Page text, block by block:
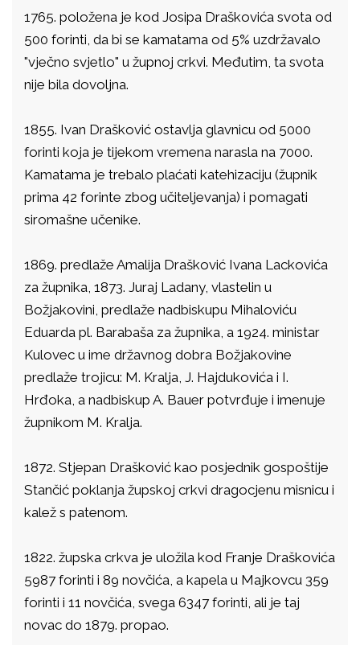
1765. položena je kod Josipa Draškovića svota od
500 forinti, da bi se kamatama od 5% uzdržavalo
"vječno svjetlo" u župnoj crkvi. Međutim, ta svota
nije bila dovoljna.
1855. Ivan Drašković ostavlja glavnicu od 5000
forinti koja je tijekom vremena narasla na 7000.
Kamatama je trebalo plaćati katehizaciju (župnik
prima 42 forinte zbog učiteljevanja) i pomagati
siromašne učenike.
1869. predlaže Amalija Drašković Ivana Lackovića
za župnika, 1873. Juraj Ladany, vlastelin u
Božjakovini, predlaže nadbiskupu Mihaloviću
Eduarda pl. Barabaša za župnika, a 1924. ministar
Kulovec u ime državnog dobra Božjakovine
predlaže trojicu: M. Kralja, J. Hajdukovića i I.
Hrđoka, a nadbiskup A. Bauer potvrđuje i imenuje
župnikom M. Kralja.
1872. Stjepan Drašković kao posjednik gospoštije
Stančić poklanja župskoj crkvi dragocjenu misnicu i
kalež s patenom.
1822. župska crkva je uložila kod Franje Draškovića
5987 forinti i 89 novčića, a kapela u Majkovcu 359
forinti i 11 novčića, svega 6347 forinti, ali je taj
novac do 1879. propao.